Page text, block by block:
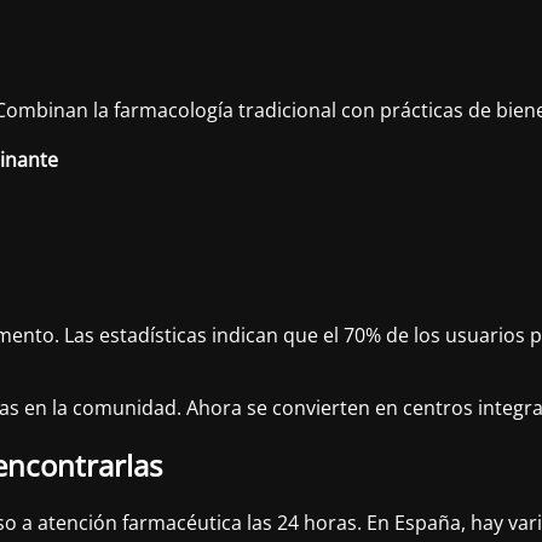
la farmacología tradicional con prácticas de
Las estadísticas indican que el 70% de los usuarios
en la comunidad. Ahora se convierten en centros
a atención farmacéutica las 24 horas. En España, hay